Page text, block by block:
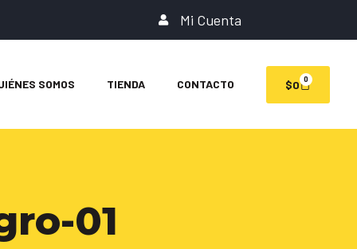
Mi Cuenta
SOMOS TIENDA CONTACTO $0 0
01